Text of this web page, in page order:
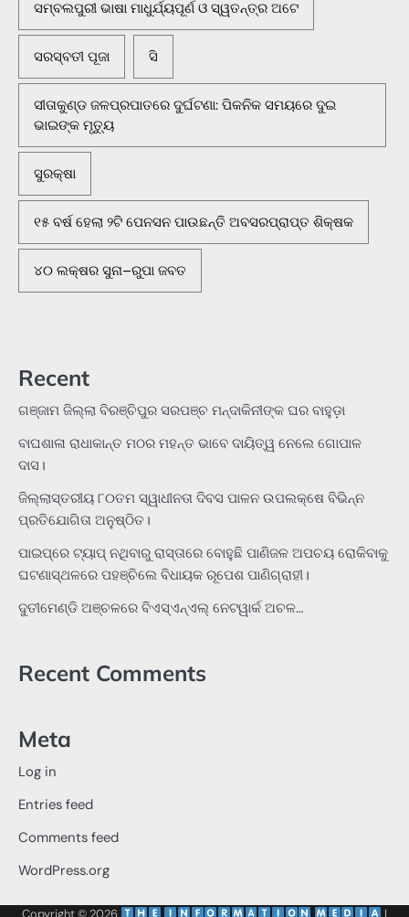
ସମ୍ବଲପୁରୀ ଭାଷା ମାଧୁର୍ଯ୍ୟପୂର୍ଣ ଓ ସ୍ୱତନ୍ତ୍ର ଅଟେ
ସରସ୍ବତୀ ପୂଜା ସି
ସୀତାକୁଣ୍ଡ ଜଳପ୍ରପାତରେ ଦୁର୍ଘଟଣା: ପିକନିକ ସମୟରେ ଦୁଇ
ଭାଇଙ୍କ ମୃତ୍ୟୁ
ସୁରକ୍ଷା
୧୫ ବର୍ଷ ହେଲା ୨ଟି ପେନସନ ପାଉଛନ୍ତି ଅବସରପ୍ରାପ୍ତ ଶିକ୍ଷକ
୪୦ ଲକ୍ଷର ସୁନା–ରୁପା ଜବତ
Recent
ଗଞ୍ଜାମ ଜିଲ୍ଲା ବିରଞ୍ଚିପୁର ସରପଞ୍ଚ ମନ୍ଦାକିନୀଙ୍କ ଘର ବାହୁଡ଼ା
ବାଘଶାଳା ରାଧାକାନ୍ତ ମଠର ମହନ୍ତ ଭାବେ ଦାୟିତ୍ୱ ନେଲେ ଗୋପାଳ
ଦାସ।
ଜିଲ୍ଲାସ୍ତରୀୟ ୮୦ତମ ସ୍ୱାଧୀନତା ଦିବସ ପାଳନ ଉପଲକ୍ଷେ ବିଭିନ୍ନ
ପ୍ରତିଯୋଗିତା ଅନୁଷ୍ଠିତ।
ପାଇପ୍‌ରେ ଟ୍ୟାପ୍‌ ନଥିବାରୁ ରାସ୍ତାରେ ବୋହୁଛି ପାଣିଜଳ ଅପଚୟ ରୋକିବାକୁ
ଘଟଣାସ୍ଥଳରେ ପହଞ୍ଚିଲେ ବିଧାୟକ ରୂପେଶ ପାଣିଗ୍ରାହୀ।
ଦୁତୀମେଣ୍ଡି ଅଞ୍ଚଳରେ ବିଏସ୍‌ଏନ୍‌ଏଲ୍‌ ନେଟୱାର୍କ ଅଚଳ…
Recent Comments
Meta
Log in
Entries feed
Comments feed
WordPress.org
Copyright © 2026
|